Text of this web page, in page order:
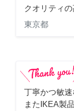
クオリティ
東京都
丁寧かつ敏速
またIKEA製